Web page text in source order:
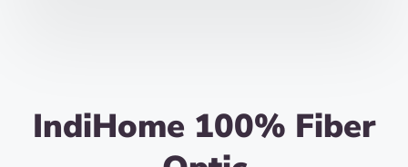
IndiHome 100% Fiber